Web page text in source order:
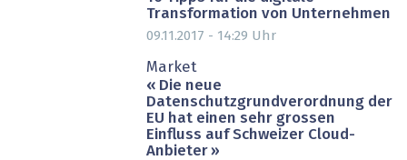
Transformation von Unternehmen
09.11.2017 - 14:29 Uhr
Market
« Die neue
Datenschutzgrundverordnung der
EU hat einen sehr grossen
Einfluss auf Schweizer Cloud-
Anbieter »